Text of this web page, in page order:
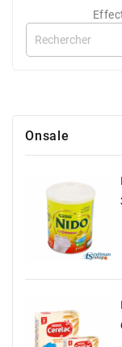
Maison
Bureau
Tablettes
Electronique
TV
Homme
Onsale